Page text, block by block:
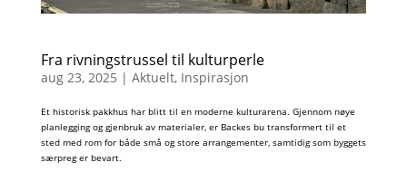
Fra rivningstrussel til kulturperle
aug 23, 2025 | Aktuelt, Inspirasjon
Et historisk pakkhus har blitt til en moderne kulturarena. Gjennom nøye
planlegging og gjenbruk av materialer, er Backes bu transformert til et
sted med rom for både små og store arrangementer, samtidig som byggets
særpreg er bevart.